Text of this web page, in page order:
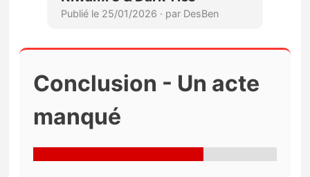
Conclusion - Un acte
manqué